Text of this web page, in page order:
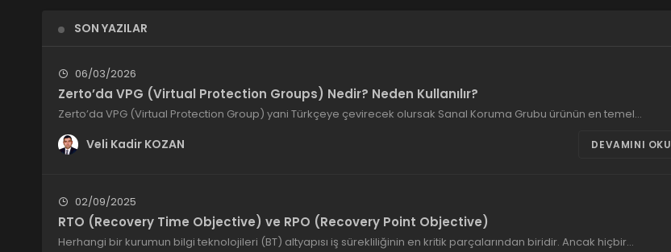
SON YAZILAR
06/03/2026
Zerto’da VPG (Virtual Protection Groups) Nedir? Neden Kullanılır?
Zerto’da VPG (Virtual Protection Group) yani Türkçeye çevirecek olursak Sanal Koruma Grubu ürünün en temel…
Veli Kadir KOZAN DEVAMINI OKU
02/09/2025
RTO (Recovery Time Objective) ve RPO (Recovery Point Objective)
Herhangi bir kurumun bilgi teknolojileri (BT) altyapısı iş sürekliliğinin en kritik parçalarından biridir. Ancak hiçbir…